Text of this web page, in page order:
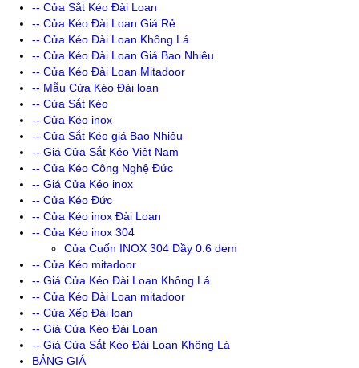
-- Cửa Sắt Kéo Đài Loan
-- Cửa Kéo Đài Loan Giá Rẻ
-- Cửa Kéo Đài Loan Không Lá
-- Cửa Kéo Đài Loan Giá Bao Nhiêu
-- Cửa Kéo Đài Loan Mitadoor
-- Mẫu Cửa Kéo Đài loan
-- Cửa Sắt Kéo
-- Cửa Kéo inox
-- Cửa Sắt Kéo giá Bao Nhiêu
-- Giá Cửa Sắt Kéo Việt Nam
-- Cửa Kéo Công Nghệ Đức
-- Giá Cửa Kéo inox
-- Cửa Kéo Đức
-- Cửa Kéo inox Đài Loan
-- Cửa Kéo inox 304
Cửa Cuốn INOX 304 Dầy 0.6 dem
-- Cửa Kéo mitadoor
-- Giá Cửa Kéo Đài Loan Không Lá
-- Cửa Kéo Đài Loan mitadoor
-- Cửa Xếp Đài loan
-- Giá Cửa Kéo Đài Loan
-- Giá Cửa Sắt Kéo Đài Loan Không Lá
BẢNG GIÁ